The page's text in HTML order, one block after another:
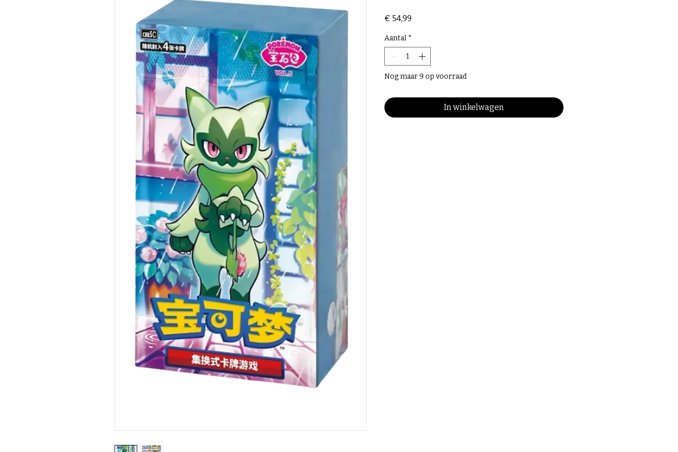
€ 54,99
Aantal *
Nog maar 9 op voorraad
In winkelwagen